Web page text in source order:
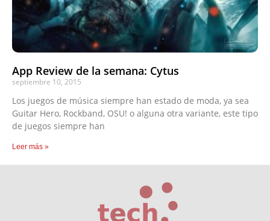
App Review de la semana: Cytus
septiembre 10, 2015
Los juegos de música siempre han estado de moda, ya sea
Guitar Hero, Rockband, OSU! o alguna otra variante, este tipo
de juegos siempre han
Leer más »